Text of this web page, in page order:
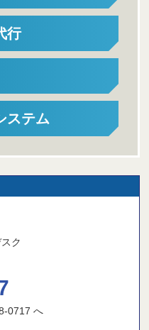
行
ステム
ク
0717 へ